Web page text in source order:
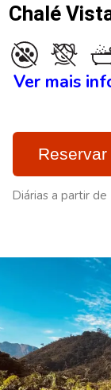
Chalé
Ver mais
Reservar
Diárias a partir de